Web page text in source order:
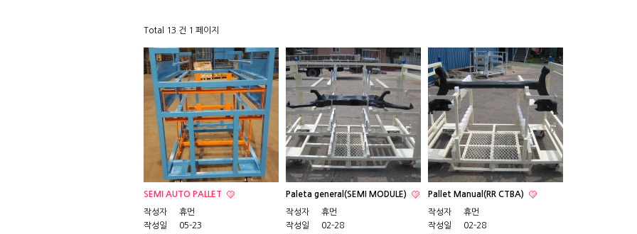
Total 13 건 1 페이지
SEMI AUTO PALLET
작성자
휴먼
작성일
05-23
Paleta general(SEMI MODULE)
작성자
휴먼
작성일
02-28
Pallet Manual(RR CTBA)
작성자
휴먼
작성일
02-28